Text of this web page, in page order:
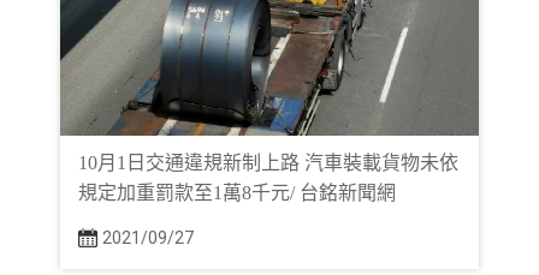
10月1日交通違規新制上路 汽車裝載貨物未依
規定加重罰款至1萬8千元/ 台銘新聞網
2021/09/27